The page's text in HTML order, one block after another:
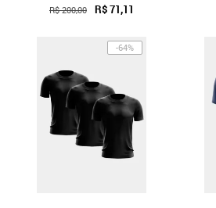
R$ 200,00 R$ 71,11
-64%